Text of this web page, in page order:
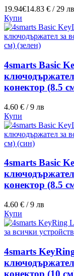
19.94€14.83 € / 29 лв
Купи
4smarts Basic
конектор (8.5
4.60 € / 9 лв
Купи
4smarts Basic
конектор (8.5
4.60 € / 9 лв
Купи
4smarts
конектор (10